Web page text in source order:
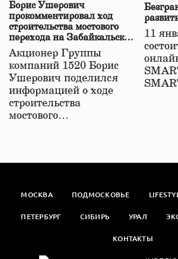
Борис Ушерович
прокомментировал ход
строительства мостового
перехода на Забайкальской
железной дороге
Акционер Группы
компаний 1520 Борис
Ушерович поделился
информацией о ходе
строительства
мостового…
11
МОСКВА ПОДМОСКОВЬЕ
ПЕТЕРБУРГ СИБИРЬ УРАЛ
КОНТАКТЫ